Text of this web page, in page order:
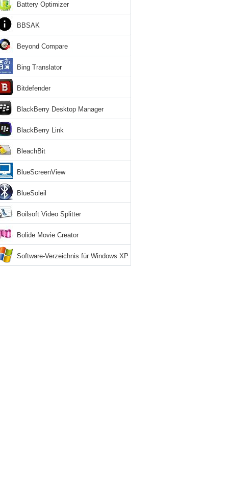
Battery Optimizer
BBSAK
Beyond Compare
Bing Translator
Bitdefender
BlackBerry Desktop Manager
BlackBerry Link
BleachBit
BlueScreenView
BlueSoleil
Boilsoft Video Splitter
Bolide Movie Creator
Software-Verzeichnis für Windows XP